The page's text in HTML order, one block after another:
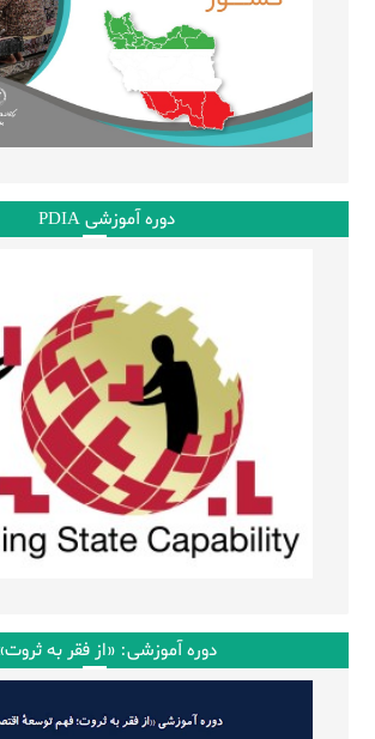
دوره آموزشی PDIA
دوره آموزشی: «از فقر به